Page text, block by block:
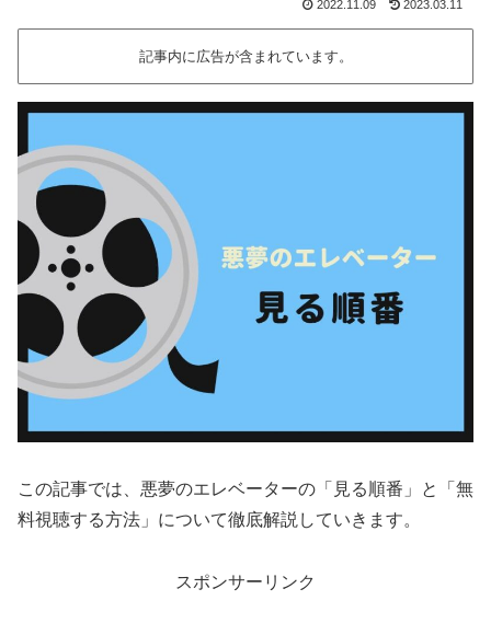
2022.11.09 2023.03.11
記事内に広告が含まれています。
この記事では、悪夢のエレベーターの「見る順番」と「無
料視聴する方法」について徹底解説していきます。
スポンサーリンク